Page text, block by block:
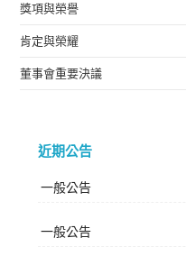
獎項與榮譽
肯定與榮耀
董事會重要決議
近期公告
一般公告
一般公告